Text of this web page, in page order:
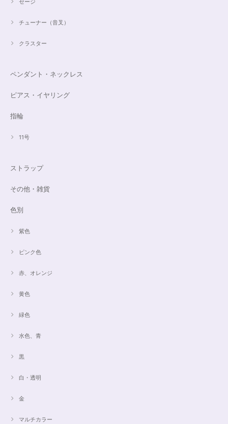
セージ
チューナー（音叉）
クラスター
ペンダント・ネックレス
ピアス・イヤリング
指輪
11号
ストラップ
その他・雑貨
色別
紫色
ピンク色
赤、オレンジ
黄色
緑色
水色、青
黒
白・透明
金
マルチカラー